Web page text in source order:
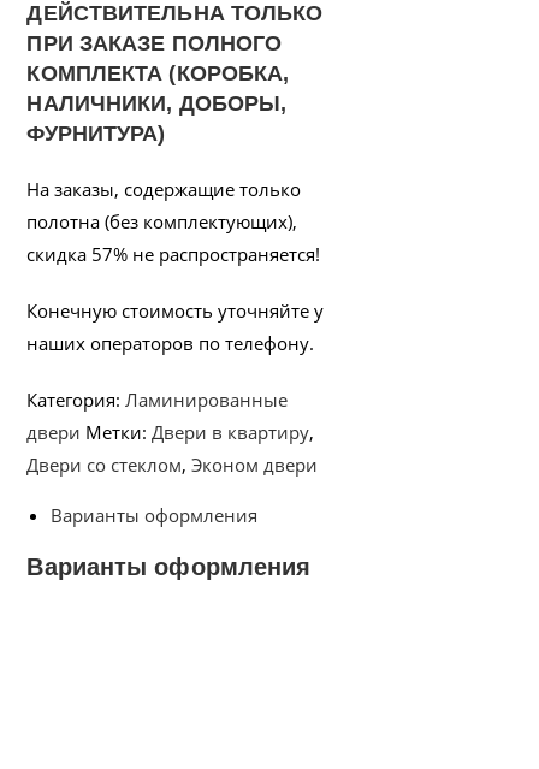
ДЕЙСТВИТЕЛЬНА ТОЛЬКО
ПРИ ЗАКАЗЕ ПОЛНОГО
КОМПЛЕКТА (КОРОБКА,
НАЛИЧНИКИ, ДОБОРЫ,
ФУРНИТУРА)
На заказы, содержащие только
полотна (без комплектующих),
скидка 57% не распространяется!
Конечную стоимость уточняйте у
наших операторов по телефону.
Категория:Ламинированные
двери Метки:Двери в квартиру,
Двери со стеклом,Эконом двери
Варианты оформления
Варианты оформления